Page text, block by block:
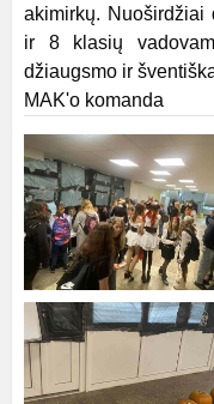
akimirkų. Nuoširdžiai
ir 8 klasių
džiaugsmo ir
MAK'o komanda